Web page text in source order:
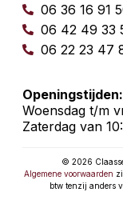
06 36 16 91
06 42 49 33
06 22 23 47
Openingstijden:
Woensdag t/m
Zaterdag van
© 2026
Algemene voorwaarden
btw tenzij anders